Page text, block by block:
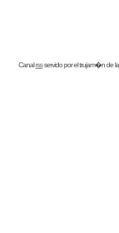
Canalrssservido por eltrujam�nde